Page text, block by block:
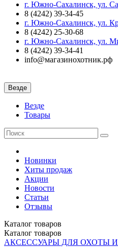
г. Южно-Сахалинск, ул.
8 (4242) 39-34-45
г. Южно-Сахалинск, ул.
8 (4242) 25-30-68
г. Южно-Сахалинск, ул.
8 (4242) 39-34-41
info@магазинохотник.рф
Везде
Везде
Товары
Новинки
Хиты продаж
Акции
Новости
Статьи
Отзывы
Каталог товаров
Каталог товаров
АКСЕССУАРЫ ДЛЯ ОХОТЫ